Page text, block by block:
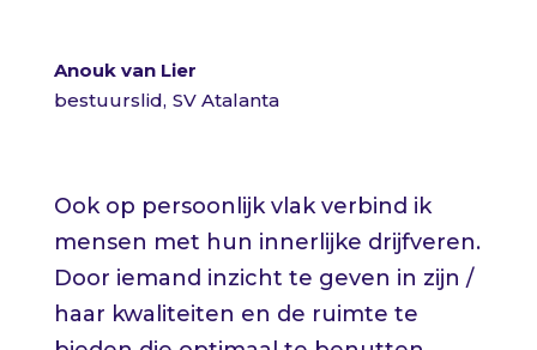
Anouk van Lier
bestuurslid, SV Atalanta
Ook op persoonlijk vlak verbind ik
mensen met hun innerlijke drijfveren.
Door iemand inzicht te geven in zijn /
haar kwaliteiten en de ruimte te